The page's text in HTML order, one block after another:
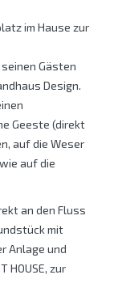
im Hause zur
Gästen
Design.
Geeste (direkt
auf die Weser
auf die
an den Fluss
mit
Anlage und
HOUSE, zur